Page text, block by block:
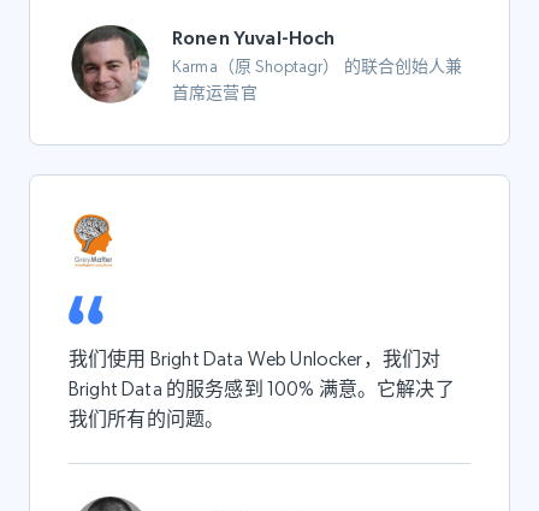
Ronen Yuval-Hoch
Karma（原 Shoptagr） 的联合创始人兼
首席运营官
我们使用 Bright Data Web Unlocker，我们对
Bright Data 的服务感到 100% 满意。它解决了
我们所有的问题。